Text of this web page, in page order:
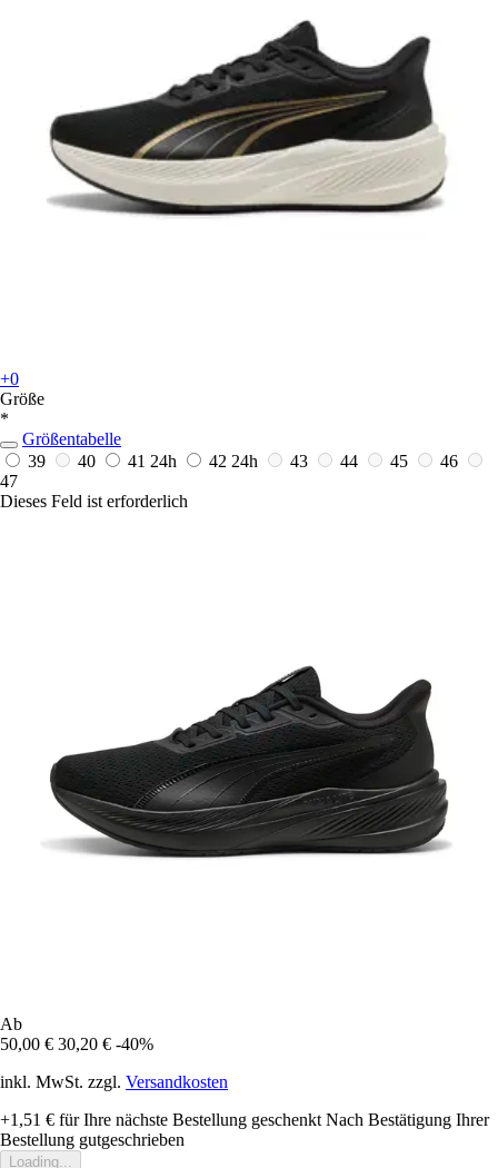
+0
Größe
*
Größentabelle
39
40 41 24h 42 24h 43 44 45
46
47
Dieses Feld ist erforderlich
Ab
50,00 € 30,20 € -40%
inkl. MwSt. zzgl. Versandkosten
+1,51 € für Ihre nächste Bestellung geschenkt Nach Bestätigung Ihrer
Bestellung gutgeschrieben
Loading...